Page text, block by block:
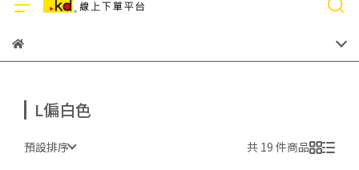
L偏白色
預設排序 共 19 件商品